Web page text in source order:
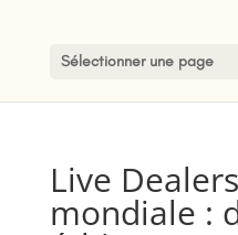
Sélectionner une page
Live
mondiale :